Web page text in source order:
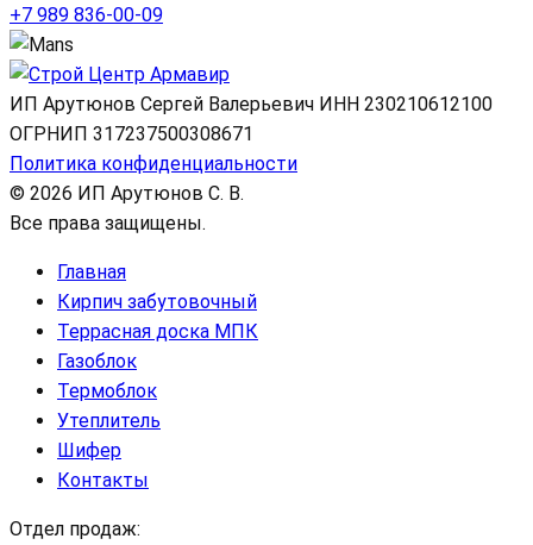
+7 989 836-00-09
ИП Арутюнов Сергей Валерьевич ИНН 230210612100
ОГРНИП 317237500308671
Политика конфиденциальности
© 2026 ИП Арутюнов С. В.
Все права защищены.
Главная
Кирпич забутовочный
Террасная доска МПК
Газоблок
Термоблок
Утеплитель
Шифер
Контакты
Отдел продаж: